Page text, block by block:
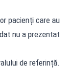
pacienți care au
nu a prezentat
de referință.